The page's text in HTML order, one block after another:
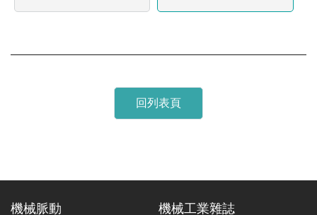
回列表頁
機械脈動 機械工業雜誌